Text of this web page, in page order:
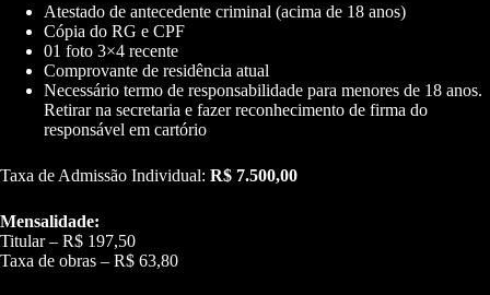
Atestado de antecedente criminal (acima de 18 anos)
Cópia do RG e CPF
01 foto 3×4 recente
Comprovante de residência atual
Necessário termo de responsabilidade para menores de 18 anos.
Retirar na secretaria e fazer reconhecimento de firma do
responsável em cartório
Taxa de Admissão Individual: R$ 7.500,00
Mensalidade:
Titular – R$ 197,50
Taxa de obras – R$ 63,80